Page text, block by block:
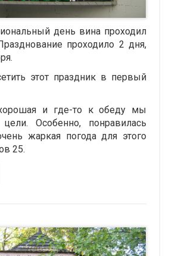
день вина проходил
проходило 2 дня,
этот праздник в первый
и где-то к обеду мы
Особенно, понравилась
жаркая погода для этого
25.